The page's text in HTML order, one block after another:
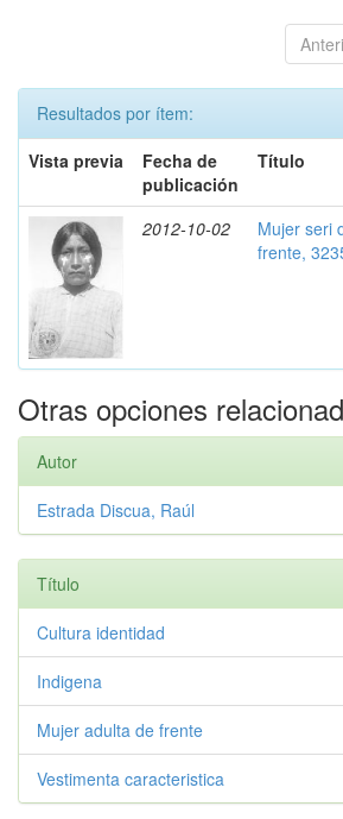
Resultados por ítem:
Vista previa
Fecha de
publicación
Título
2012-10-02
Mujer seri
frente,
Otras opciones
Autor
Estrada Discua, Raúl
Título
Cultura identidad
Indigena
Mujer adulta de frente
Vestimenta caracteristica